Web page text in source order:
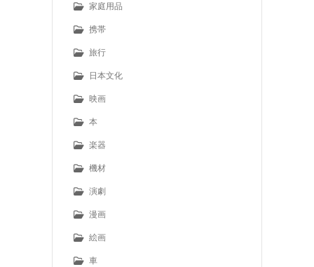
家庭用品
携帯
旅行
日本文化
映画
本
楽器
機材
演劇
漫画
絵画
車